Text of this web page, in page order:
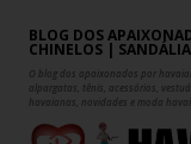
Pular
BLOG DOS
CHINELOS |
O blog dos apaixonados por
alpargatas, tênis, acessórios,
havaianas, novidades e moda